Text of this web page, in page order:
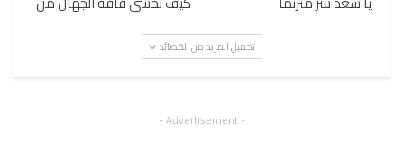
تحميل المزيد من القصائد
- Advertisement -